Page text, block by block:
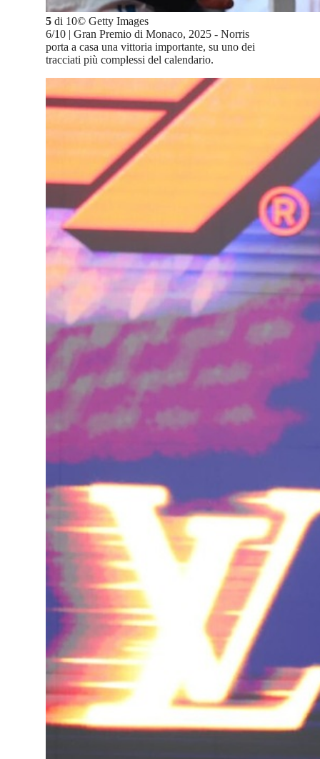
5 di 10© Getty Images
6/10 | Gran Premio di Monaco, 2025 - Norris
porta a casa una vittoria importante, su uno dei
tracciati più complessi del calendario.